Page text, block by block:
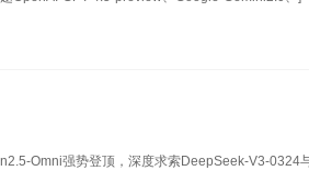
Omni强势登顶，深度求索DeepSeek-V3-0324